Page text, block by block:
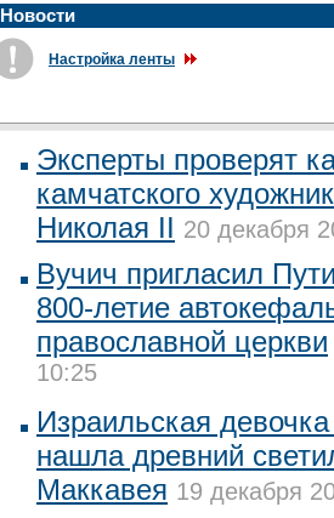
Новости
Настройка ленты
Эксперты проверят
камчатского
Николая II 20 декабря
Вучич пригласил
800-летие
православной церкви
10:25
Израильская
нашла древний
Маккавея 19 декабря